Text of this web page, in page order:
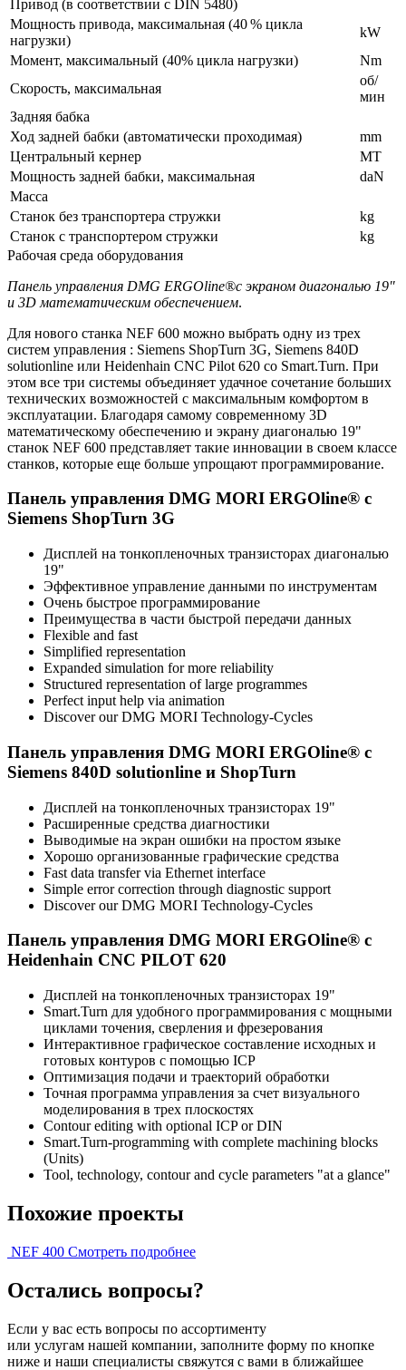
Привод (в соответствии с DIN 5480)
Мощность привода, максимальная (40 % цикла
нагрузки)
kW
Момент, максимальный (40% цикла нагрузки)
Nm
Скорость, максимальная
об/
мин
Задняя бабка
Ход задней бабки (автоматически проходимая)
mm
Центральный кернер
MT
Мощность задней бабки, максимальная
daN
Масса
Станок без транспортера стружки
kg
Станок с транспортером стружки
kg
Рабочая среда оборудования
Панель управления DMG ERGOline®с экраном диагональю 19"
и 3D математическим обеспечением.
Для нового станка NEF 600 можно выбрать одну из трех
систем управления : Siemens ShopTurn 3G, Siemens 840D
solutionline или Heidenhain CNC Pilot 620 со Smart.Turn. При
этом все три системы объединяет удачное сочетание больших
технических возможностей с максимальным комфортом в
эксплуатации. Благодаря самому современному 3D
математическому обеспечению и экрану диагональю 19"
станок NEF 600 представляет такие инновации в своем классе
станков, которые еще больше упрощают программирование.
Панель управления DMG MORI ERGOline® с
Siemens ShopTurn 3G
Дисплей на тонкопленочных транзисторах диагональю
19"
Эффективное управление данными по инструментам
Очень быстрое программирование
Преимущества в части быстрой передачи данных
Flexible and fast
Simplified representation
Expanded simulation for more reliability
Structured representation of large programmes
Perfect input help via animation
Discover our DMG MORI Technology-Cycles
Панель управления DMG MORI ERGOline® с
Siemens 840D solutionline и ShopTurn
Дисплей на тонкопленочных транзисторах 19"
Расширенные средства диагностики
Выводимые на экран ошибки на простом языке
Хорошо организованные графические средства
Fast data transfer via Ethernet interface
Simple error correction through diagnostic support
Discover our DMG MORI Technology-Cycles
Панель управления DMG MORI ERGOline® с
Heidenhain CNC PILOT 620
Дисплей на тонкопленочных транзисторах 19"
Smart.Turn для удобного программирования с мощными
циклами точения, сверления и фрезерования
Интерактивное графическое составление исходных и
готовых контуров с помощью ICP
Оптимизация подачи и траекторий обработки
Точная программа управления за счет визуального
моделирования в трех плоскостях
Contour editing with optional ICP or DIN
Smart.Turn-programming with complete machining blocks
(Units)
Tool, technology, contour and cycle parameters "at a glance"
Похожие проекты
NEF 400 Смотреть подробнее
Остались вопросы?
Если у вас есть вопросы по ассортименту
или услугам нашей компании, заполните форму по кнопке
ниже и наши специалисты свяжутся с вами в ближайшее